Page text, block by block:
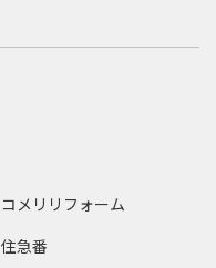
コメリリフォーム
住急番